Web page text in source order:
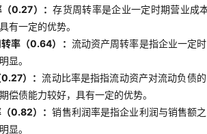
（0.27）：存货周转率是企业一定时期营业成
有一定的优势。
率（0.64）： 流动资产周转率是指企业一定
显。
0.27）：流动比率是指指流动资产对流动负债
偿债能力较好，具有一定的优势。
（0.82）：销售利润率是指企业利润与销售额
显。